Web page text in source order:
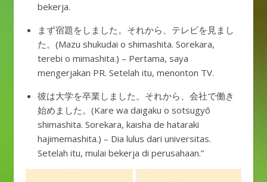
bekerja.
まず宿題をしました。それから、テレビを見まし
た。(Mazu shukudai o shimashita. Sorekara,
terebi o mimashita.) – Pertama, saya
mengerjakan PR. Setelah itu, menonton TV.
彼は大学を卒業しました。それから、会社で働き
始めました。(Kare wa daigaku o sotsugyō
shimashita. Sorekara, kaisha de hataraki
hajimemashita.) – Dia lulus dari universitas.
Setelah itu, mulai bekerja di perusahaan.”